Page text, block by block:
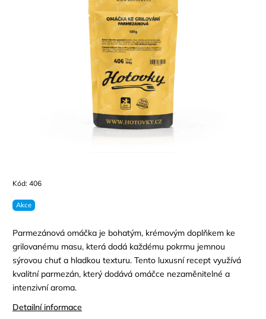
Kód: 406
Akce
Parmezánová omáčka je bohatým, krémovým doplňkem ke
grilovanému masu, která dodá každému pokrmu jemnou
sýrovou chuť a hladkou texturu. Tento luxusní recept využívá
kvalitní parmezán, který dodává omáčce nezaměnitelné a
intenzivní aroma.
Detailní informace